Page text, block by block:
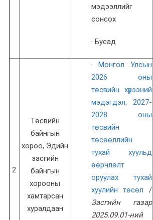
мэдээллийг
сонсох
· Бусад
2
Төсвийн
байнгын
хороо, Эдийн
засгийн
байнгын
хорооны
хамтарсан
хуралдаан
· Монгол Улсын
2026 оны
төсвийн хүрээний
мэдэгдэл, 2027-
2028 оны
төсвийн
төсөөллийн
тухай хуульд
өөрчлөлт
оруулах тухай
хуулийн төсөл /
Засгийн газар
2025.09.01-ний